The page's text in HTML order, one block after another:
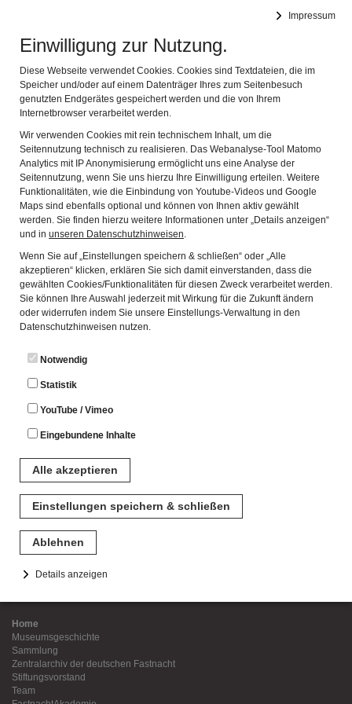
Impressum
Einwilligung zur Nutzung.
Diese Webseite verwendet Cookies. Cookies sind Textdateien, die im
Speicher und/oder auf einem Datenträger Ihres zum Seitenbesuch
genutzten Endgerätes gespeichert werden und die von Ihrem
Internetbrowser verarbeitet werden.
Wir verwenden Cookies mit rein technischem Inhalt, um die
Seitennutzung technisch zu realisieren. Das Webanalyse-Tool Matomo
Analytics mit IP Anonymisierung ermöglicht uns eine Analyse der
Seitennutzung, wenn Sie uns hierzu Ihre Einwilligung erteilen. Weitere
Funktionalitäten, wie die Einbindung von Youtube-Videos und Google
Maps sind ebenfalls optional und können von Ihnen aktiv gewählt
werden. Sie finden hierzu weitere Informationen unter „Details anzeigen“
und in unseren Datenschutzhinweisen.
Wenn Sie auf „Einstellungen speichern & schließen“ oder „Alle
akzeptieren“ klicken, erklären Sie sich damit einverstanden, dass die
gewählten Cookies/Funktionalitäten für diesen Zweck verarbeitet werden.
Sie können Ihre Auswahl jederzeit mit Wirkung für die Zukunft ändern
oder widerrufen indem Sie unsere Einstellungs-Verwaltung in den
Datenschutzhinweisen nutzen.
Notwendig
Statistik
YouTube / Vimeo
Eingebundene Inhalte
Alle akzeptieren
Einstellungen speichern & schließen
Ablehnen
Details anzeigen
Notwendig
Diese Cookies sind für den Betrieb der Seite unbedingt notwendig.
Hierbei werden keinerlei personenbezogenen Daten gespeichert.
Lediglich eine anonyme Session-ID wird hinterlegt.
Statistik
Partner
Die Finanzierung eines Museum ist, wie die der Kultur im
Neben derTrägerschaft, die sich aus dem Bund Deutscher
Karneval, dem Fastnachtverband Franken und der Stadt
Kitzingen zusammensetzt, haben wir einer Vielzahl
institutioneller Förderer, aber auch privaten Einzelspenden
sowie natürlich unseremFördervereinzu danken. Ohne sie
wäre unsere Arbeit nicht denkbar.
Diese Seite teilen
Home
Museumsgeschichte
Sammlung
Zentralarchiv der deutschen Fastnacht
Stiftungsvorstand
Team